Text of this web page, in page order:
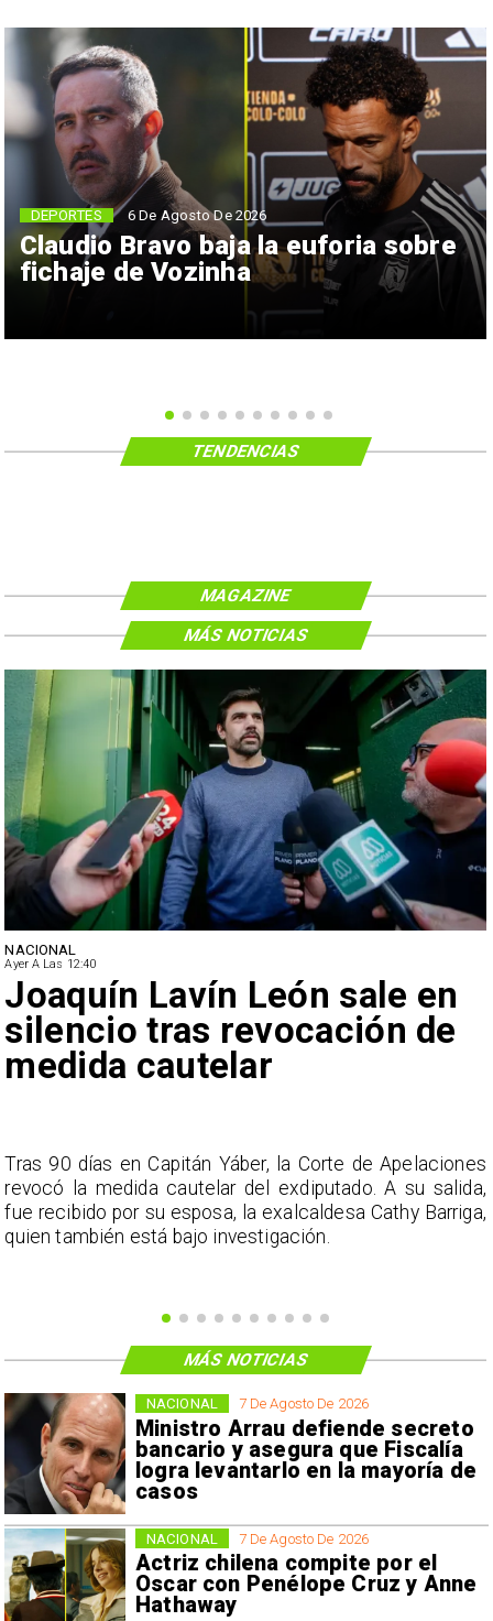
Claudio Bravo baja la euforia sobre
fichaje de Vozinha
DEPORTES 6 De Agosto De 2026
TENDENCIAS
MAGAZINE
NACIONAL
Ayer A Las 12:40
Joaquín Lavín León sale en
silencio tras revocación de
medida cautelar
Tras 90 días en Capitán Yáber, la Corte de Apelaciones
revocó la medida cautelar del exdiputado. A su salida,
fue recibido por su esposa, la exalcaldesa Cathy Barriga,
quien también está bajo investigación.
MÁS NOTICIAS
7 De Agosto De 2026
Ministro Arrau defiende secreto
bancario y asegura que Fiscalía
logra levantarlo en la mayoría de
casos
NACIONAL
7 De Agosto De 2026
Actriz chilena compite por el
Oscar con Penélope Cruz y Anne
Hathaway
NACIONAL
MÁS NOTICIAS